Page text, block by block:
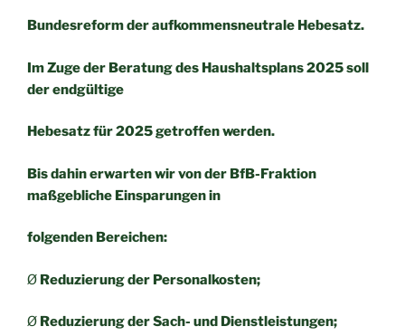
Bundesreform der aufkommensneutrale Hebesatz.
Im Zuge der Beratung des Haushaltsplans 2025 soll
der endgültige
Hebesatz für 2025 getroffen werden.
Bis dahin erwarten wir von der BfB-Fraktion
maßgebliche Einsparungen in
folgenden Bereichen:
Ø Reduzierung der Personalkosten;
Ø Reduzierung der Sach- und Dienstleistungen;